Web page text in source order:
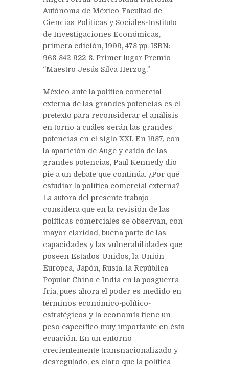
Autónoma de México-Facultad de
Ciencias Políticas y Sociales-Instituto
de Investigaciones Económicas,
primera edición, 1999, 478 pp. ISBN:
968-842-922-8. Primer lugar Premio
“Maestro Jesús Silva Herzog.”
México ante la política comercial
externa de las grandes potencias es el
pretexto para reconsiderar el análisis
en torno a cuáles serán las grandes
potencias en el siglo XXI. En 1987, con
la aparición de Auge y caída de las
grandes potencias, Paul Kennedy dio
pie a un debate que continúa. ¿Por qué
estudiar la política comercial externa?
La autora del presente trabajo
considera que en la revisión de las
políticas comerciales se observan, con
mayor claridad, buena parte de las
capacidades y las vulnerabilidades que
poseen Estados Unidos, la Unión
Europea, Japón, Rusia, la República
Popular China e India en la posguerra
fría, pues ahora el poder es medido en
términos económico-político-
estratégicos y la economía tiene un
peso específico muy importante en ésta
ecuación. En un entorno
crecientemente transnacionalizado y
desregulado, es claro que la política